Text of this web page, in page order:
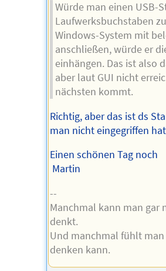
Würde man einen USB-
Laufwerksbuchstaben
Windows-System mit
anschließen, würde er
einhängen. Das ist also
aber laut GUI nicht
nächsten kommt.
Richtig, aber das ist ds
man nicht eingegriffen
Einen schönen Tag noch
Martin
--
Manchmal kann man gar
denkt.
Und manchmal fühlt
denken kann.